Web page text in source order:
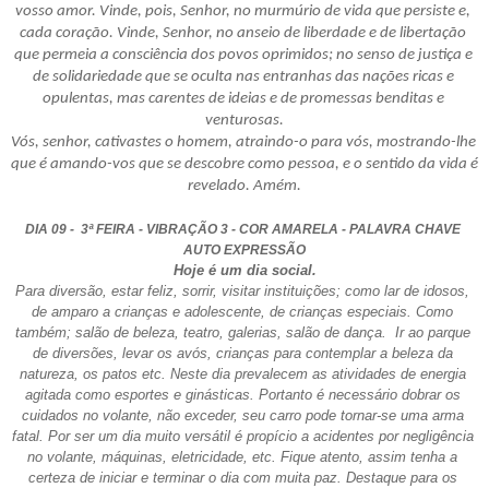
vosso amor. Vinde, pois, Senhor, no murmúrio de vida que persiste e,
cada coração. Vinde, Senhor, no anseio de liberdade e de libertação
que permeia a consciência dos povos oprimidos; no senso de justiça e
de solidariedade que se oculta nas entranhas das nações ricas e
opulentas, mas carentes de ideias e de promessas benditas e
venturosas.
Vós, senhor, cativastes o homem, atraindo-o para vós, mostrando-lhe
que é amando-vos que se descobre como pessoa, e o sentido da vida é
revelado. Amém.
DIA 09 -  3ª FEIRA - VIBRAÇÃO 3 - COR AMARELA - PALAVRA CHAVE
AUTO EXPRESSÃO
Hoje é um dia social.
Para diversão, estar feliz, sorrir, visitar instituições; como lar de idosos,
de amparo a crianças e adolescente, de crianças especiais. Como
também; salão de beleza, teatro, galerias, salão de dança.  Ir ao parque
de diversões, levar os avós, crianças para contemplar a beleza da
natureza, os patos etc. Neste dia prevalecem as atividades de energia
agitada como esportes e ginásticas. Portanto é necessário dobrar os
cuidados no volante, não exceder, seu carro pode tornar-se uma arma
fatal. Por ser um dia muito versátil é propício a acidentes por negligência
no volante, máquinas, eletricidade, etc. Fique atento, assim tenha a
certeza de iniciar e terminar o dia com muita paz. Destaque para os